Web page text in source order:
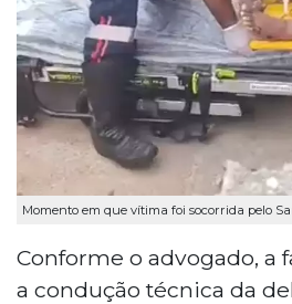
Momento em que vítima foi socorrida pelo
Conforme o advogado, a
a condução técnica da